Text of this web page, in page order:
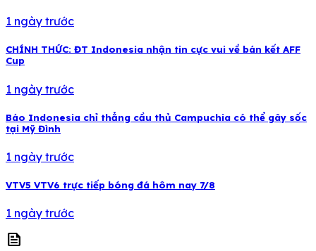
1 ngày trước
CHÍNH THỨC: ĐT Indonesia nhận tin cực vui về bán kết AFF
Cup
1 ngày trước
Báo Indonesia chỉ thẳng cầu thủ Campuchia có thể gây sốc
tại Mỹ Đình
1 ngày trước
VTV5 VTV6 trực tiếp bóng đá hôm nay 7/8
1 ngày trước
news